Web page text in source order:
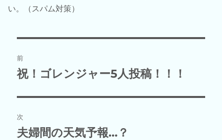
い。（スパム対策）
稿
ビ
ゲ
前
前
投
稿:
祝！ゴレンジャー5人投稿！！！
次
次
夫婦間の天気予報…？